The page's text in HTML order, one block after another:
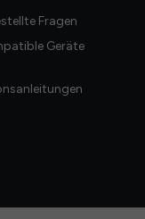
Fragen
Geräte